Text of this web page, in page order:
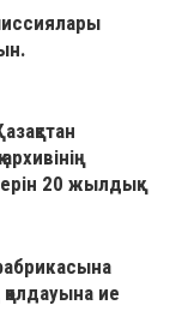
20 жылдық
ие